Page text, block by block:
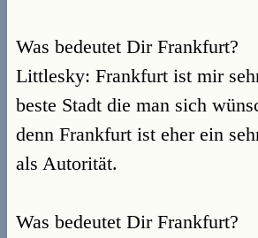
Was bedeutet Dir Frankfurt?
Littlesky: Frankfurt ist mir
beste Stadt die man sich
denn Frankfurt ist eher ein
als Autorität.
Was bedeutet Dir Frankfurt?